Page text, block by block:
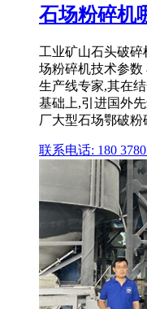
石场粉碎机
工业矿山石头破
场粉碎机技术参数
生产线专家,其在
基础上,引进国外
厂大型石场鄂破
联系电话: 180 3780